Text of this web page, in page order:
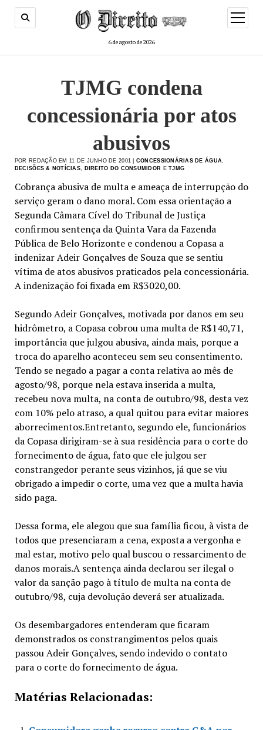
6 de agosto de 2026
menu
de
TJMG condena
concessionária por atos
abusivos
POR REDAÇÃO EM 11 DE JUNHO DE 2001 | CONCESSIONÁRIAS DE ÁGUA
DECISÕES & NOTÍCIAS
DIREITO DO CONSUMIDOR ETJMG
Cobrança abusiva de multa e ameaça de interrupção do
serviço geram o dano moral. Com essa orientação a
Segunda Câmara Cível do Tribunal de Justiça
confirmou sentença da Quinta Vara da Fazenda
Pública de Belo Horizonte e condenou a Copasa a
indenizar Adeir Gonçalves de Souza que se sentiu
vítima de atos abusivos praticados pela concessionária.
A indenização foi fixada em R$3020,00.
Segundo Adeir Gonçalves, motivada por danos em seu
hidrômetro, a Copasa cobrou uma multa de R$140,71,
importância que julgou abusiva, ainda mais, porque a
troca do aparelho aconteceu sem seu consentimento.
Tendo se negado a pagar a conta relativa ao mês de
agosto/98, porque nela estava inserida a multa,
recebeu nova multa, na conta de outubro/98, desta vez
com 10% pelo atraso, a qual quitou para evitar maiores
aborrecimentos.Entretanto, segundo ele, funcionários
da Copasa dirigiram-se à sua residência para o corte do
fornecimento de água, fato que ele julgou ser
constrangedor perante seus vizinhos, já que se viu
obrigado a impedir o corte, uma vez que a multa havia
sido paga.
Dessa forma, ele alegou que sua família ficou, à vista de
todos que presenciaram a cena, exposta a vergonha e
mal estar, motivo pelo qual buscou o ressarcimento de
danos morais.A sentença ainda declarou ser ilegal o
valor da sanção pago à título de multa na conta de
outubro/98, cuja devolução deverá ser atualizada.
Os desembargadores entenderam que ficaram
demonstrados os constrangimentos pelos quais
passou Adeir Gonçalves, sendo indevido o contato
para o corte do fornecimento de água.
Matérias Relacionadas: